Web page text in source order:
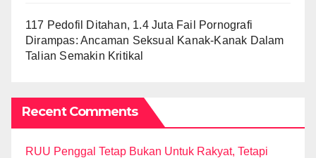
117 Pedofil Ditahan, 1.4 Juta Fail Pornografi
Dirampas: Ancaman Seksual Kanak-Kanak Dalam
Talian Semakin Kritikal
Recent Comments
RUU Penggal Tetap Bukan Untuk Rakyat, Tetapi